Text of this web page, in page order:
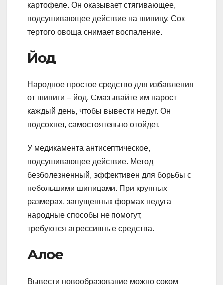
картофеле. Он оказывает стягивающее,
подсушивающее действие на шипицу. Сок
тертого овоща снимает воспаление.
Йод
Народное простое средство для избавления
от шипиги – йод. Смазывайте им нарост
каждый день, чтобы вывести недуг. Он
подсохнет, самостоятельно отойдет.
У медикамента антисептическое,
подсушивающее действие. Метод
безболезненный, эффективен для борьбы с
небольшими шипицами. При крупных
размерах, запущенных формах недуга
народные способы не помогут,
требуются агрессивные средства.
Алое
Вывести новообразование можно соком